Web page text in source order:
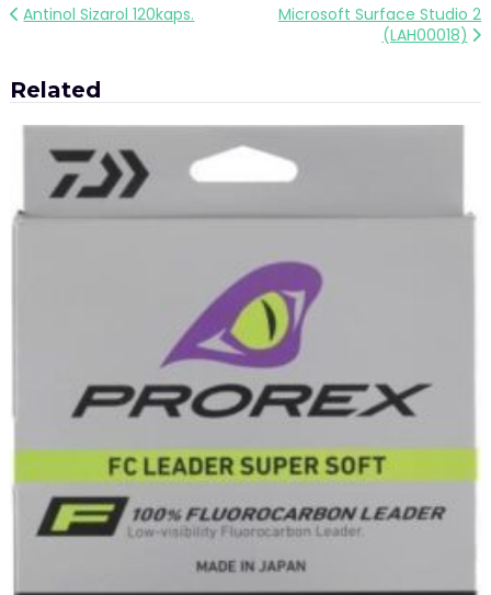
Nawigacja
Antinol Sizarol 120kaps.
Microsoft Surface Studio 2
(LAH00018)
Related